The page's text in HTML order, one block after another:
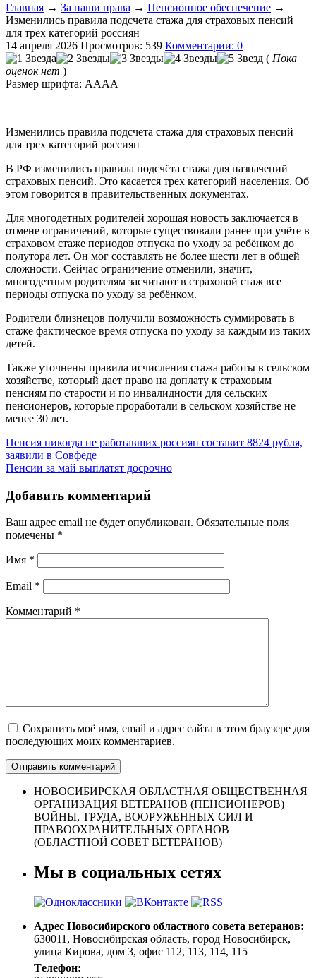
Главная → За наши права → Пенсионное обеспечение →
Изменились правила подсчета стажа для страховых пенсий
для трех категорий россиян
14 апреля 2026 Просмотров: 539 Комментарии: 0
( Пока
оценок нет )
Размер шрифта: AAAA
Изменились правила подсчета стажа для страховых пенсий
для трех категорий россиян
В РФ изменились правила подсчёта стажа для назначений
страховых пенсий. Это касается трех категорий населения. Об
этом говорится в правительственных документах.
Для многодетных родителей хорошая новость заключается в
отмене ограничений, которые существовали ранее при учёте в
страховом стаже периодов отпуска по уходу за ребёнком до
полутора лет. Он мог составлять не более шести лет в общей
сложности. Сейчас ограничение отменили, значит,
многодетным родителям засчитают в страховой стаж все
периоды отпуска по уходу за ребёнком.
Родители близнецов получили возможность суммировать в
стаже фактическое время отпуска по уходу за каждым из таких
детей.
Также уточнены правила исчисления стажа работы в сельском
хозяйстве, который дает право на доплату к страховым
пенсиям по старости и по инвалидности для сельских
пенсионеров, которые проработали в сельском хозяйстве не
менее 30 лет.
Пенсия никогда не работавших россиян составит 8824 рубля,
заявили в Совфеде
Пенсии за май выплатят досрочно
Добавить комментарий
Ваш адрес email не будет опубликован. Обязательные поля
помечены *
Имя *
Email *
Комментарий *
Сохранить моё имя, email и адрес сайта в этом браузере для
последующих моих комментариев.
НОВОСИБИРСКАЯ ОБЛАСТНАЯ ОБЩЕСТВЕННАЯ
ОРГАНИЗАЦИЯ ВЕТЕРАНОВ (ПЕНСИОНЕРОВ)
ВОЙНЫ, ТРУДА, ВООРУЖЕННЫХ СИЛ И
ПРАВООХРАНИТЕЛЬНЫХ ОРГАНОВ
(ОБЛАСТНОЙ СОВЕТ ВЕТЕРАНОВ)
Мы в социальных сетях
Адрес Новосибирского областного совета ветеранов:
630011, Новосибирская область, город Новосибирск,
улица Кирова, дом 3, офис 112, 113, 114, 115
Tелефон: